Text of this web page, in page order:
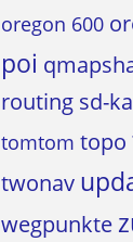
oregon 600
poi
routing sd-
tomtom topo
twonav
wegpunkte